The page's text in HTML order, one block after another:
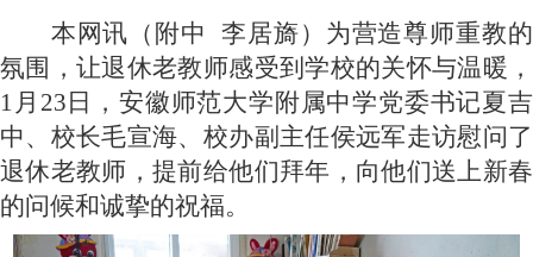
本网讯（附中
李居旖）为营造尊师重教的
氛围，让退休老教师感受到学校的关怀与温暖，
1月23日，安徽师范大学附属中学党委书记夏吉
中、校长毛宣海、校办副主任侯远军走访慰问了
退休老教师，提前给他们拜年，向他们送上新春
的问候和诚挚的祝福。